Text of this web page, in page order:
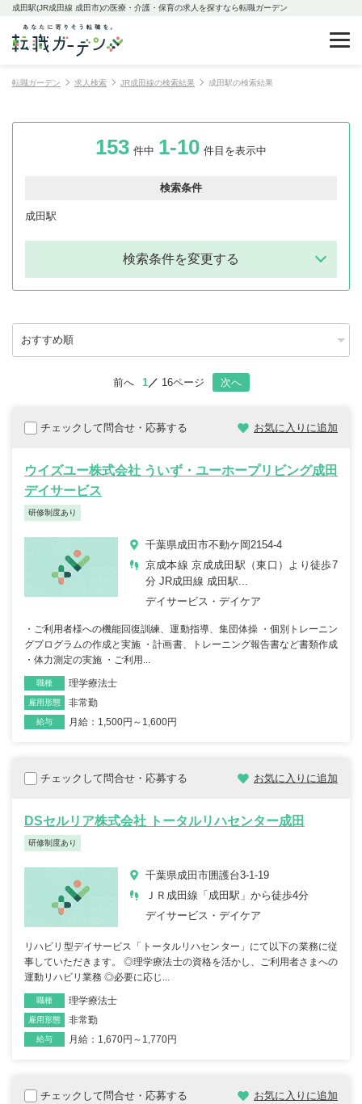
成田駅(JR成田線 成田市)の医療・介護・保育の求人を探すなら転職ガーデン
転職ガーデン 求人検索 JR成田線の検索結果 成田駅の検索結果
153 件中 1-10 件目を表示中
検索条件
成田駅
検索条件を変更する
前へ 1 16ページ 次へ
チェックして問合せ・応募する お気に入りに追加
ウイズユー株式会社 ういず・ユーホープリビング成田
デイサービス
研修制度あり
千葉県成田市不動ケ岡2154-4
京成本線 京成成田駅（東口）より徒歩7
分 JR成田線 成田駅...
デイサービス・デイケア
・ご利用者様への機能回復訓練、運動指導、集団体操 ・個別トレーニン
グプログラムの作成と実施 ・計画書、トレーニング報告書など書類作成
・体力測定の実施 ・ご利用...
職種 理学療法士
雇用形態 非常勤
給与 月給：1,500円～1,600円
チェックして問合せ・応募する お気に入りに追加
DSセルリア株式会社 トータルリハセンター成田
研修制度あり
千葉県成田市囲護台3-1-19
ＪＲ成田線「成田駅」から徒歩4分
デイサービス・デイケア
リハビリ型デイサービス「トータルリハセンター」にて以下の業務に従
事していただきます。 ◎理学療法士の資格を活かし、ご利用者さまへの
運動リハビリ業務 ◎必要に応じ...
職種 理学療法士
雇用形態 非常勤
給与 月給：1,670円～1,770円
チェックして問合せ・応募する お気に入りに追加